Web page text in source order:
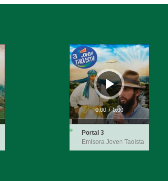
Reproductor
de
audio
0:00 / 0:00
Portal 3
Emisora Joven Taoísta